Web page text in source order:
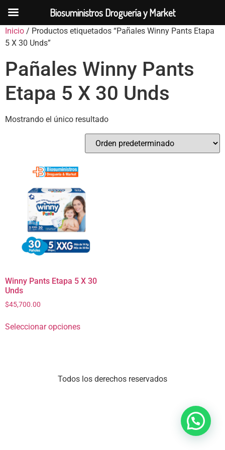
Inicio / Productos etiquetados “Pañales Winny Pants Etapa
5 X 30 Unds”
Pañales Winny Pants
Etapa 5 X 30 Unds
Mostrando el único resultado
Winny Pants Etapa 5 X 30
Unds
$45,700.00
Seleccionar opciones
Todos los derechos reservados
Biosuministros Droguería y Market